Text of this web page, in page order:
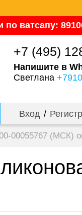
ватсапу:
+7 (495)
Напишите в
Светлана
Вход /
00055767 (МСК)